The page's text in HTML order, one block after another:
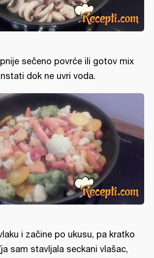
sečeno povrće ili gotov mix
dok ne uvri voda.
i začine po ukusu, pa kratko
sam stavljala seckani vlašac,